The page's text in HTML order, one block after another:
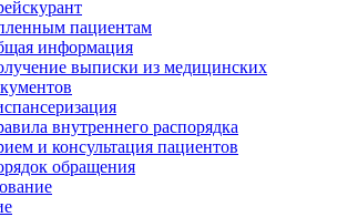
пациентам
информация
выписки из медицинских
внутреннего распорядка
и консультация пациентов
обращения